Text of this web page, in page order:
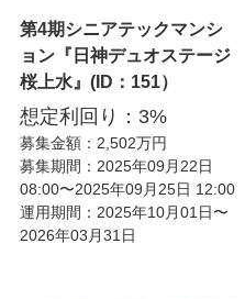
第4期シニアテックマンシ
ョン『日神デュオステージ
桜上水』(ID：151）
想定利回り：3%
募集金額：2,502万円
募集期間：2025年09月22日
08:00〜2025年09月25日 12:00
運用期間：2025年10月01日〜
2026年03月31日